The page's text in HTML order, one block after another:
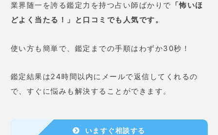
業界随一を誇る鑑定力を持つ占い師ばかりで 「怖いほ
どよく当たる！」と口コミでも人気です。
使い方も簡単で、鑑定までの手順はわずか30秒！
鑑定結果は24時間以内にメールで返信してくれるの
で、すぐに悩みも解決することができます。
いますぐ相談する